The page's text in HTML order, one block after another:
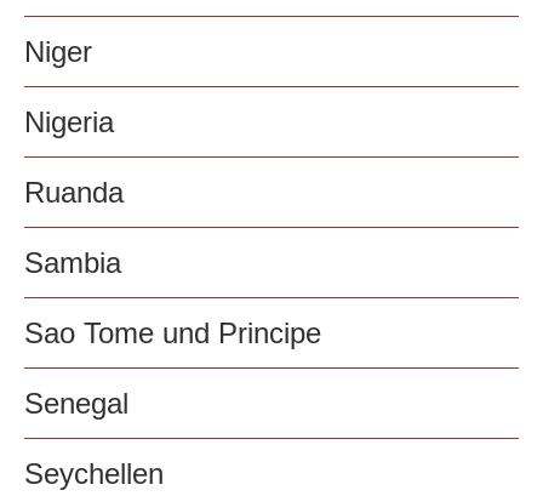
Niger
Nigeria
Ruanda
Sambia
Sao Tome und Principe
Senegal
Seychellen